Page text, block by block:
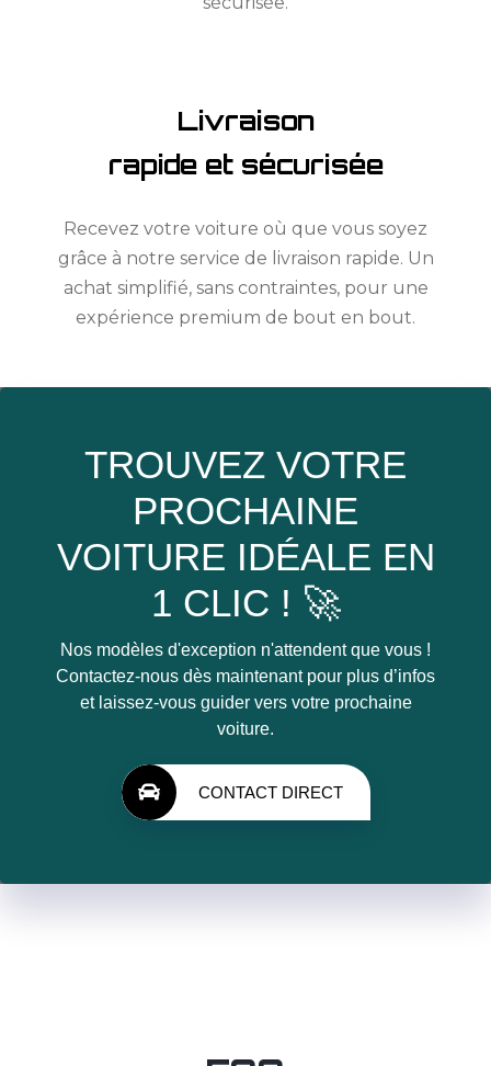
Livraison
rapide et sécurisée
Recevez votre voiture où que vous soyez
grâce à notre service de livraison rapide. Un
achat simplifié, sans contraintes, pour une
expérience premium de bout en bout.
TROUVEZ VOTRE
PROCHAINE
VOITURE IDÉALE EN
1 CLIC ! 🚀
Nos modèles d'exception n'attendent que vous !
Contactez-nous dès maintenant pour plus d’infos
et laissez-vous guider vers votre prochaine
voiture.
CONTACT DIRECT